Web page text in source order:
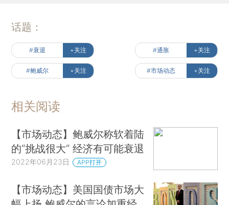
话题：
#衰退 +关注 #通胀 +关注
#鲍威尔 +关注 #市场动态 +关注
相关阅读
【市场动态】鲍威尔称软着陆
的“挑战很大” 经济有可能衰退
2022年06月23日 APP打开
【市场动态】美国国债市场大